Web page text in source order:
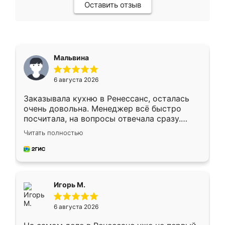
Оставить отзыв
Мальвина
6 августа 2026
Заказывала кухню в Ренессанс, осталась
очень довольна. Менеджер всё быстро
посчитала, на вопросы отвечала сразу.
Замерщик приехал в субботу, подошёл к
делу со всей ответственностью. Собрали
за день, ребята работали аккуратно, даже
Читать полностью
Игорь М.
6 августа 2026